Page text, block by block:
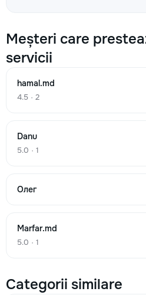
Meșteri care
servicii
hamal.md
4.5 · 2
Danu
5.0 · 1
Олег
Marfar.md
5.0 · 1
Categorii similare